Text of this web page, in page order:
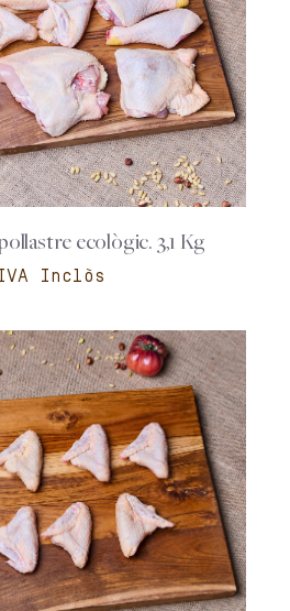
ecològic. 3,1 Kg